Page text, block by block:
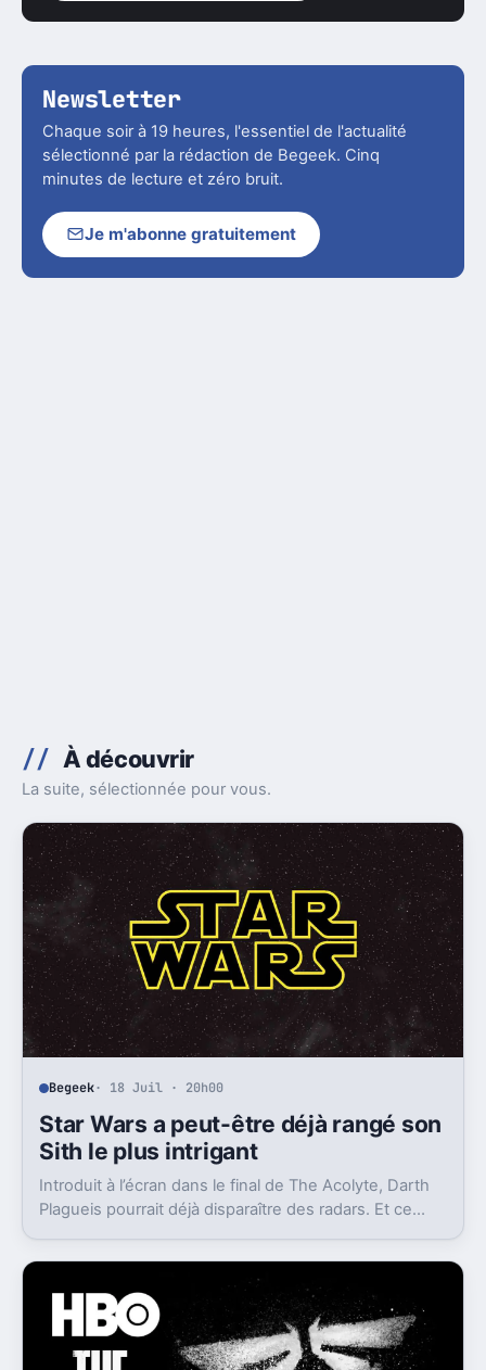
Newsletter
Chaque soir à 19 heures, l'essentiel de l'actualité
sélectionné par la rédaction de Begeek. Cinq
minutes de lecture et zéro bruit.
Je m'abonne gratuitement
À découvrir
La suite, sélectionnée pour vous.
Begeek· 18 Juil · 20h00
Star Wars a peut-être déjà rangé son
Sith le plus intrigant
Introduit à l’écran dans le final de The Acolyte, Darth
Plagueis pourrait déjà disparaître des radars. Et ce